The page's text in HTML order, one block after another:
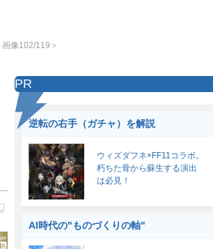
画像102/119＞
PR
逆転の右手（ガチャ）を解説
ウィズダフネ×FF11コラボ。
朽ちた骨から蘇生する演出
は必見！
AI時代の"ものづくりの軸"